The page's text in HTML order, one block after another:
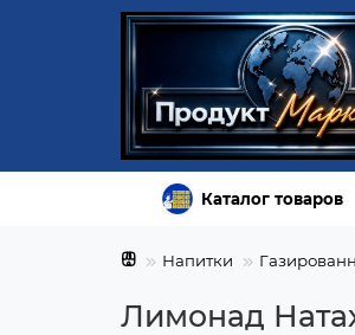
Каталог товаров
Напитки
Лимонад